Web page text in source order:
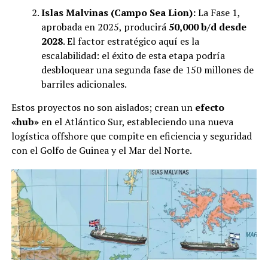
Islas Malvinas (Campo Sea Lion):La Fase 1,
aprobada en 2025, producirá 50,000 b/d desde
2028. El factor estratégico aquí es la
escalabilidad: el éxito de esta etapa podría
desbloquear una segunda fase de 150 millones de
barriles adicionales.
Estos proyectos no son aislados; crean un efecto
«hub»en el Atlántico Sur, estableciendo una nueva
logística offshore que compite en eficiencia y seguridad
con el Golfo de Guinea y el Mar del Norte.